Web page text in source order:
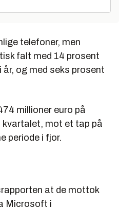
telefoner, men
falt med 14 prosent
og med seks prosent
millioner euro på
mot et tap på
periode i fjor.
at de mottok
Microsoft i